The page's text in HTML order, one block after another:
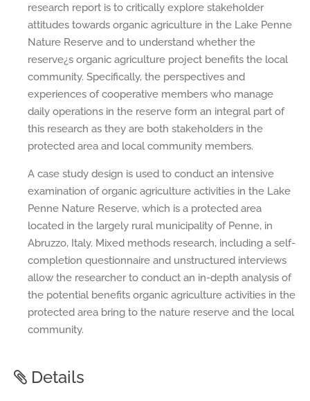
research report is to critically explore stakeholder
attitudes towards organic agriculture in the Lake Penne
Nature Reserve and to understand whether the
reserve¿s organic agriculture project benefits the local
community. Specifically, the perspectives and
experiences of cooperative members who manage
daily operations in the reserve form an integral part of
this research as they are both stakeholders in the
protected area and local community members.
A case study design is used to conduct an intensive
examination of organic agriculture activities in the Lake
Penne Nature Reserve, which is a protected area
located in the largely rural municipality of Penne, in
Abruzzo, Italy. Mixed methods research, including a self-
completion questionnaire and unstructured interviews
allow the researcher to conduct an in-depth analysis of
the potential benefits organic agriculture activities in the
protected area bring to the nature reserve and the local
community.
Details